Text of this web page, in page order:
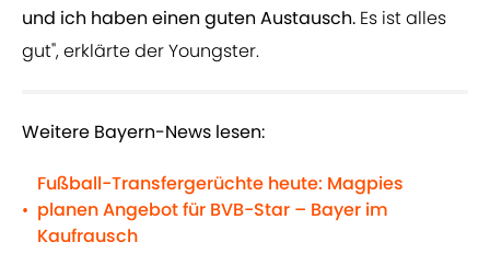
und ich haben einen guten Austausch. Es ist alles
gut", erklärte der Youngster.
Weitere Bayern-News lesen:
•
Fußball-Transfergerüchte heute: Magpies
planen Angebot für BVB-Star – Bayer im
Kaufrausch